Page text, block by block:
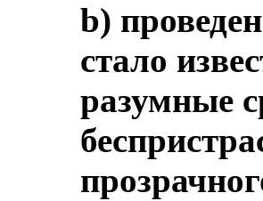
b)
стало
разумные